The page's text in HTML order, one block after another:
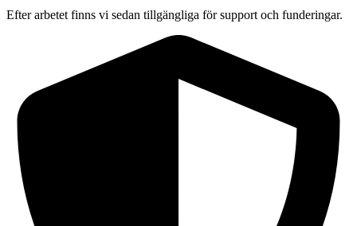
Efter arbetet finns vi sedan tillgängliga för support och funderingar.